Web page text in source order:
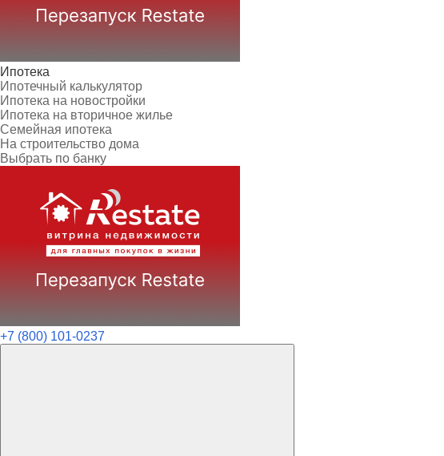
Ипотека
Ипотечный калькулятор
Ипотека на новостройки
Ипотека на вторичное жилье
Семейная ипотека
На строительство дома
Выбрать по банку
+7 (800) 101-0237